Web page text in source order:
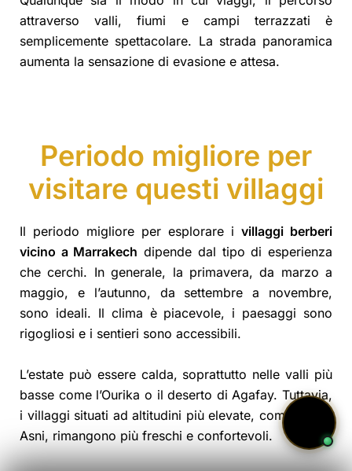
attraverso valli, fiumi e campi terrazzati è
semplicemente spettacolare. La strada panoramica
aumenta la sensazione di evasione e attesa.
Periodo migliore per
visitare questi villaggi
Il periodo migliore per esplorare i villaggi berberi
vicino a Marrakech dipende dal tipo di esperienza
che cerchi. In generale, la primavera, da marzo a
maggio, e l’autunno, da settembre a novembre,
sono ideali. Il clima è piacevole, i paesaggi sono
rigogliosi e i sentieri sono accessibili.
L’estate può essere calda, soprattutto nelle valli più
basse come l’Ourika o il deserto di Agafay. Tuttavia,
i villaggi situati ad altitudini più elevate, come Imlil o
Asni, rimangono più freschi e confortevoli.